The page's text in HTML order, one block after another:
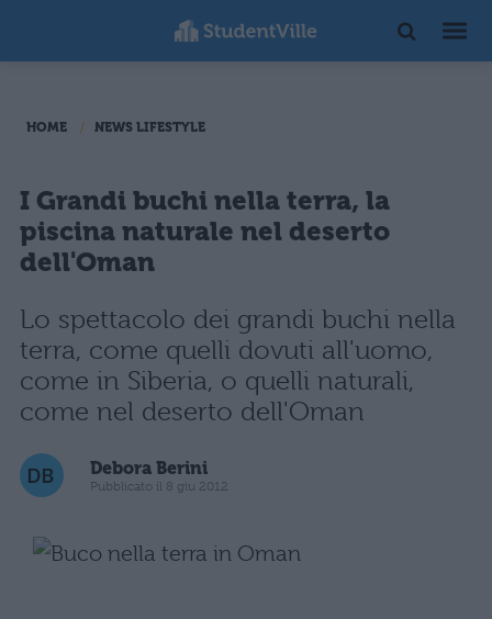
HOME NEWS LIFESTYLE
I Grandi buchi nella terra, la
piscina naturale nel deserto
dell'Oman
Lo spettacolo dei grandi buchi nella
terra, come quelli dovuti all'uomo,
come in Siberia, o quelli naturali,
come nel deserto dell'Oman
Debora Berini
Pubblicato il 8 giu 2012